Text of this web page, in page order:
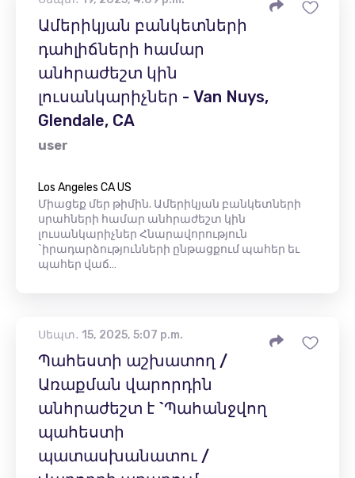
Ամերիկյան բանկետների
դահլիճների համար
անհրաժեշտ կին
լուսանկարիչներ - Van Nuys,
Glendale, CA
user
Los Angeles CA US
Միացեք մեր թիմին. Ամերիկյան բանկետների
սրահների համար անհրաժեշտ կին
լուսանկարիչներ Հնարավորություն
`իրադարձությունների ընթացքում պահեր եւ
պահեր վաճ…
Սեպտ․ 15, 2025, 5:07 p.m.
Պահեստի աշխատող /
Առաքման վարորդին
անհրաժեշտ է `Պահանջվող
պահեստի
պատասխանատու /